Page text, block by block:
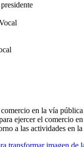
en la vía
ejercer el comercio
a las actividades en